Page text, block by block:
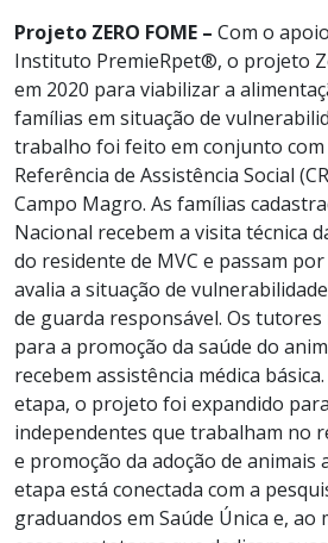
Projeto ZERO FOME – Com o
Instituto PremieRpet®, o projeto
em 2020 para viabilizar a
famílias em situação de
trabalho foi feito em conjunto com
Referência de Assistência Social
Campo Magro. As famílias
Nacional recebem a visita técnica
do residente de MVC e passam
avalia a situação de
de guarda responsável. Os
para a promoção da saúde do
recebem assistência médica
etapa, o projeto foi expandido
independentes que trabalham no
e promoção da adoção de animais
etapa está conectada com a
graduandos em Saúde Única e, ao